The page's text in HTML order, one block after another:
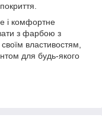
і комфортне
з фарбою з
властивостям,
для будь-якого